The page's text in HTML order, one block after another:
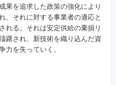
果を追求した政策の強化により
、それに対する事業者の適応と
れる。それは安定供給の棄損リ
躇され、新技術を織り込んだ資
力を失っていく。